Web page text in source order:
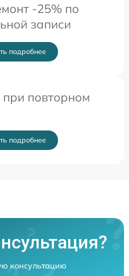
-25% по
записи
подробнее
повторном
подробнее
консультацию